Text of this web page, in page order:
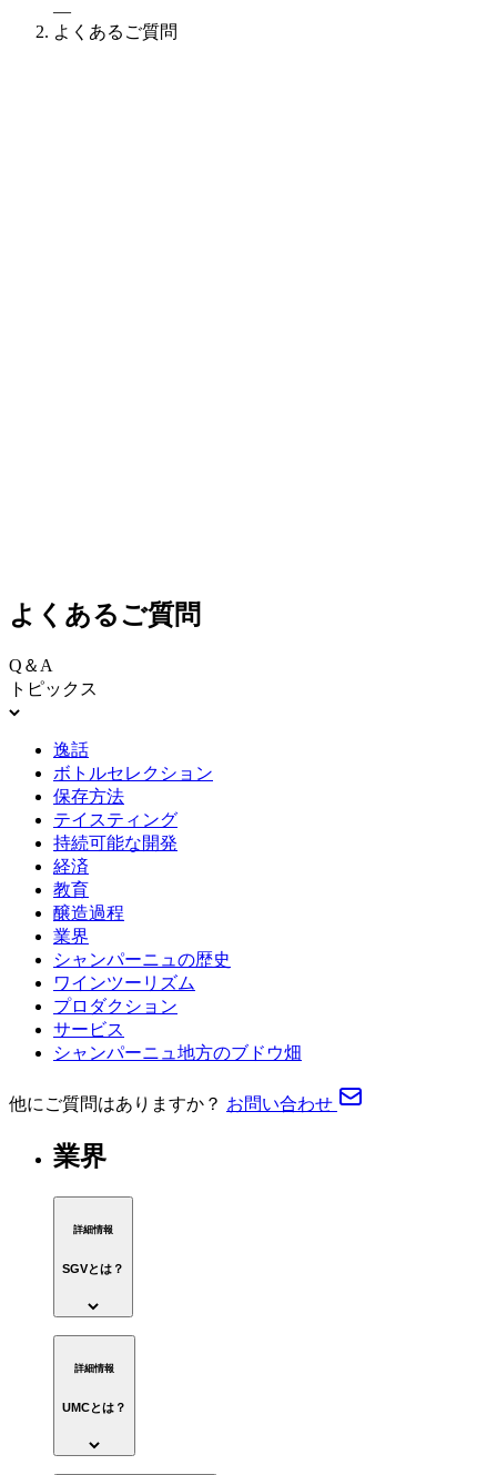
—
よくあるご質問
よくあるご質問
Q＆A
トピックス
逸話
ボトルセレクション
保存方法
テイスティング
持続可能な開発
経済
教育
醸造過程
業界
シャンパーニュの歴史
ワインツーリズム
プロダクション
サービス
シャンパーニュ地方のブドウ畑
他にご質問はありますか？ お問い合わせ
業界
詳細情報
SGVとは？
詳細情報
UMCとは？